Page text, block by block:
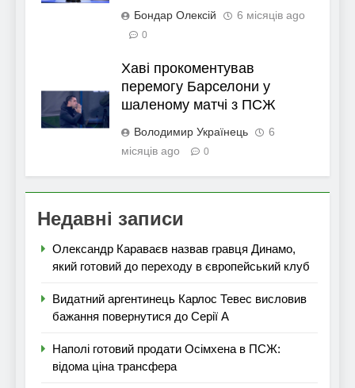
Бондар Олексій 6 місяців ago
0
Хаві прокоментував
перемогу Барселони у
шаленому матчі з ПСЖ
Володимир Українець
6
місяців ago
0
Недавні записи
Олександр Караваєв назвав гравця Динамо,
який готовий до переходу в європейський клуб
Видатний аргентинець Карлос Тевес висловив
бажання повернутися до Серії А
Наполі готовий продати Осімхена в ПСЖ:
відома ціна трансфера